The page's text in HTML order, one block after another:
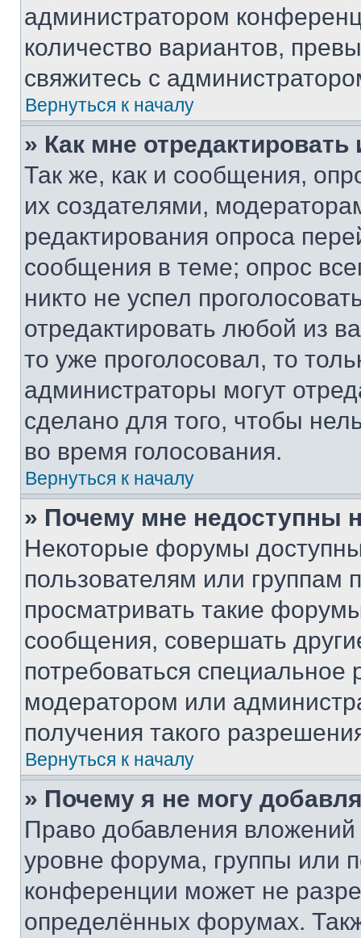
администратором
количество вариантов,
свяжитесь с
Вернуться к началу
» Как мне
Так же, как и сообщения,
их создателями,
редактирования опроса
сообщения в теме; опрос
никто не успел
отредактировать любой из
то уже проголосовал, то
администраторы могут
сделано для того, чтобы
во время голосования.
Вернуться к началу
» Почему мне недоступны
Некоторые форумы
пользователям или группам
просматривать такие
сообщения, совершать
потребоваться
модератором или
получения такого
Вернуться к началу
» Почему я не могу
Право добавления
уровне форума, группы или
конференции может не
определённых форумах.